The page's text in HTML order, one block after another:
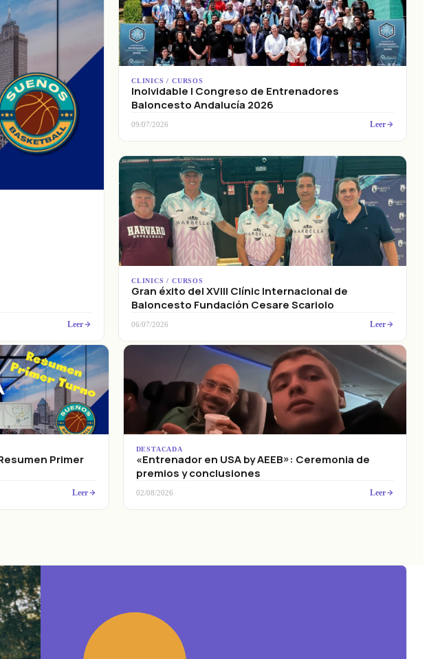
Leer
CLINICS / CURSOS
Inolvidable I Congreso de Entrenadores
Baloncesto Andalucía 2026
09/07/2026 Leer
CLINICS / CURSOS
Gran éxito del XVIII Clínic Internacional de
Baloncesto Fundación Cesare Scariolo
06/07/2026 Leer
Primer
Leer
DESTACADA
«Entrenador en USA by AEEB»: Ceremonia de
premios y conclusiones
02/08/2026 Leer